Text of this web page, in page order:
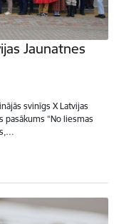
Jaunatnes
svinīgs X Latvijas
pasākums “No liesmas